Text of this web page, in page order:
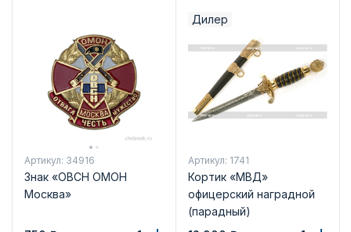
Артикул: 34916
Знак «ОВСН ОМОН
Москва»
Дилер
Артикул: 1741
Кортик «МВД»
офицерский наградной
(парадный)